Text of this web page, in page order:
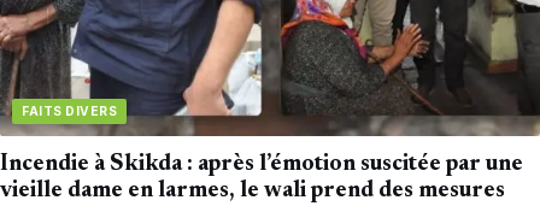
FAITS DIVERS
Incendie à Skikda : après l’émotion suscitée par une
vieille dame en larmes, le wali prend des mesures